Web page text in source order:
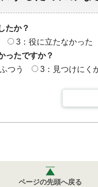
たか？
3：役に立たなかった
ったですか？
つう 3：見つけにく
ページの先頭へ戻る